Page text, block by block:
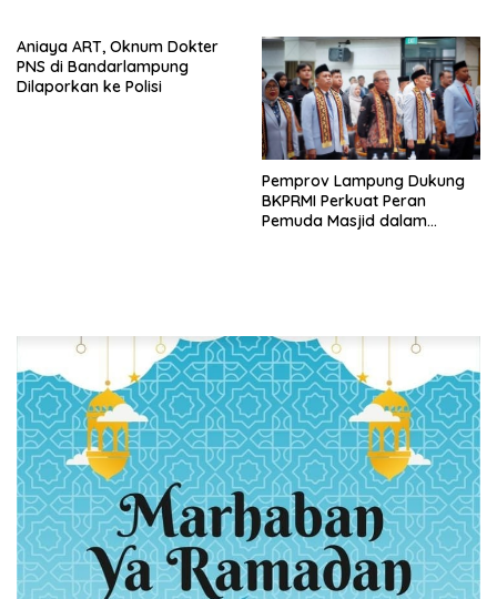
Kesehatan
Aniaya ART, Oknum Dokter
PNS di Bandarlampung
Dilaporkan ke Polisi
Pemprov Lampung Dukung
BKPRMI Perkuat Peran
Pemuda Masjid dalam